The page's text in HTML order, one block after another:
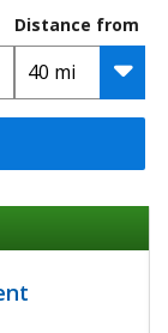
Distance from